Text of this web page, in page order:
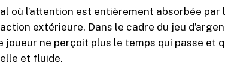
où l’attention est entièrement absorbée par
extérieure. Dans le cadre du jeu
ne perçoit plus le temps qui passe et
et fluide.